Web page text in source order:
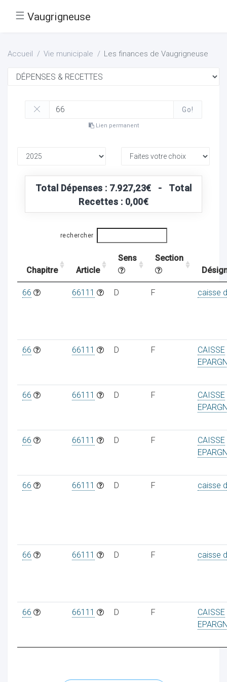
☰ Vaugrigneuse
Accueil Vie municipale Les finances de Vaugrigneuse
Go!
Lien permanent
Total Dépenses : 7.927,23€ - Total
Recettes : 0,00€
rechercher
Chapitre Article
Sens
Section
66 66111 D F caisse
66 66111 D F
CAISSE
66 66111 D F
CAISSE
66 66111 D F
CAISSE
66 66111 D F caisse
66 66111 D F caisse
66 66111 D F
CAISSE